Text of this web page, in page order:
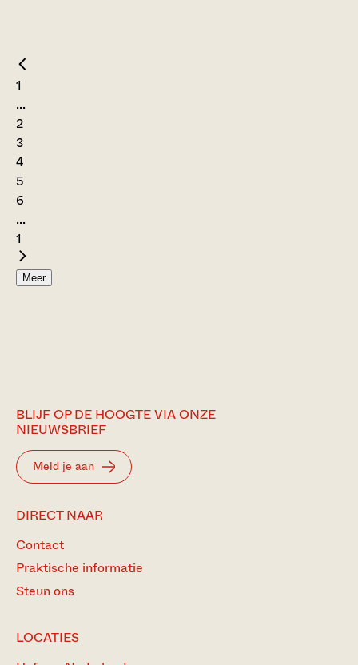
1
...
2
3
4
5
6
...
1
Meer
BLIJF OP DE HOOGTE VIA ONZE
NIEUWSBRIEF
Meld je aan
DIRECT NAAR
Contact
Praktische informatie
Steun ons
LOCATIES